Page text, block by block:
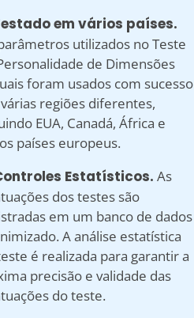
em vários países.
utilizados no Teste
de Dimensões
foram usados ​​com sucesso
regiões diferentes,
EUA, Canadá, África e
países europeus.
Estatísticos. As
dos testes são
em um banco de dados
A análise estatística
é realizada para garantir a
precisão e validade das
do teste.